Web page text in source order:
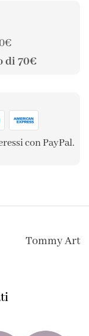
di 70€
con PayPal.
Tommy Art